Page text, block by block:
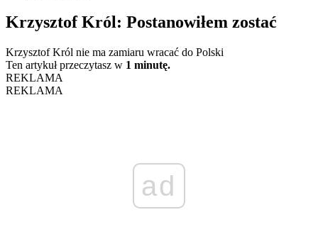
Krzysztof Król: Postanowiłem zostać
Krzysztof Król nie ma zamiaru wracać do Polski
Ten artykuł przeczytasz w 1 minutę.
REKLAMA
REKLAMA
ad